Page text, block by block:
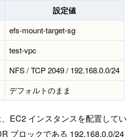
設定値
efs-mount-target-sg
test-vpc
NFS / TCP 2049 / 192.168.0.0/24
デフォルトのまま
EC2 インスタンスを配置してい
ブロックである 192.168.0.0/24